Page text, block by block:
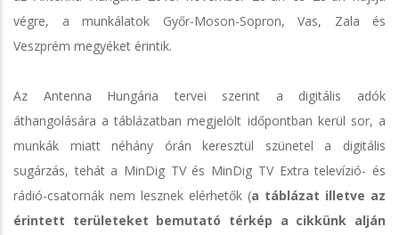
végre, a munkálatok Győr-Moson-Sopron, Vas, Zala és
Veszprém megyéket érintik.
Az Antenna Hungária tervei szerint a digitális adók
áthangolására a táblázatban megjelölt időpontban kerül sor, a
munkák miatt néhány órán keresztül szünetel a digitális
sugárzás, tehát a MinDig TV és MinDig TV Extra televízió- és
rádió-csatornák nem lesznek elérhetők (a táblázat illetve az
érintett területeket bemutató térkép a cikkünk alján